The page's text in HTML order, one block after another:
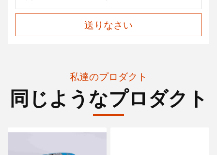
送りなさい
私達のプロダクト
同じようなプロダクト